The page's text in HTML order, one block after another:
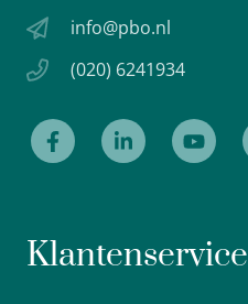
info@pbo.nl
(020) 6241934
Klantenservice